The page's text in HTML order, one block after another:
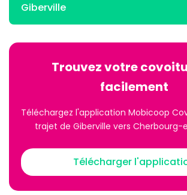
Giberville
Trouvez votre
facilement
Téléchargez l'application Mobicoop
trajet de Giberville vers
Télécharger